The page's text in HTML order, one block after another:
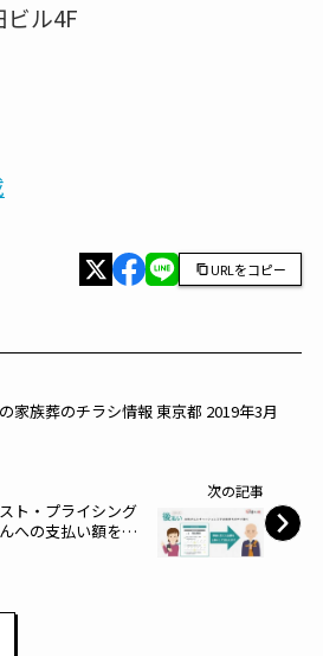
ビル4F
URLをコピー
家族葬のチラシ情報 東京都 2019年3月
次の記事
ト・プライシング
への支払い額を法